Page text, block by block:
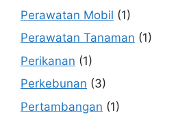
Perawatan Mobil (1)
Perawatan Tanaman (1)
Perikanan (1)
Perkebunan (3)
Pertambangan (1)